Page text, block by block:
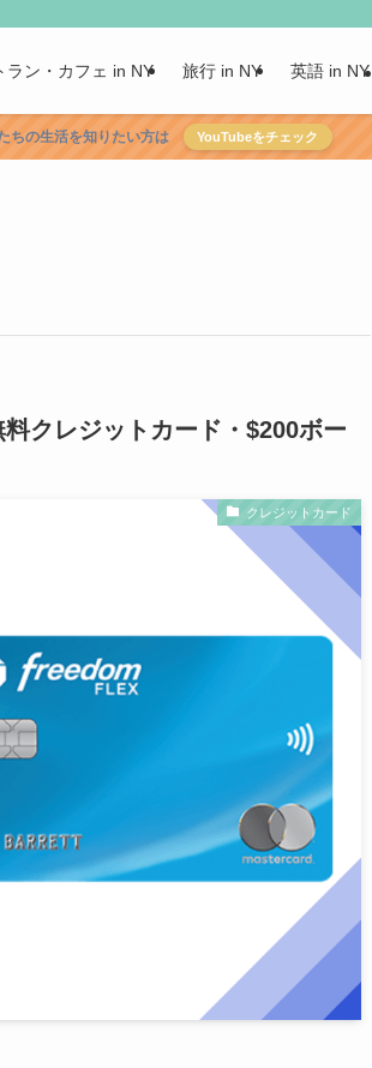
ラン・カフェ in NY 旅行 in NY 英語 in NY
ちの生活を知りたい方は YouTubeをチェック
クレジットカード・$200ボー
クレジットカード